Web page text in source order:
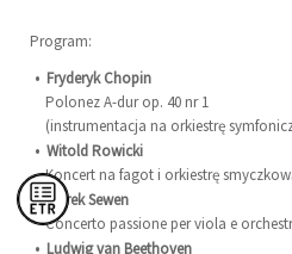
Program:
Fryderyk Chopin
Polonez A-dur op. 40 nr 1
(instrumentacja na orkiestrę
Witold Rowicki
Koncert na fagot i orkiestrę
Marek Sewen
Concerto passione per viola e
Ludwig van Beethoven